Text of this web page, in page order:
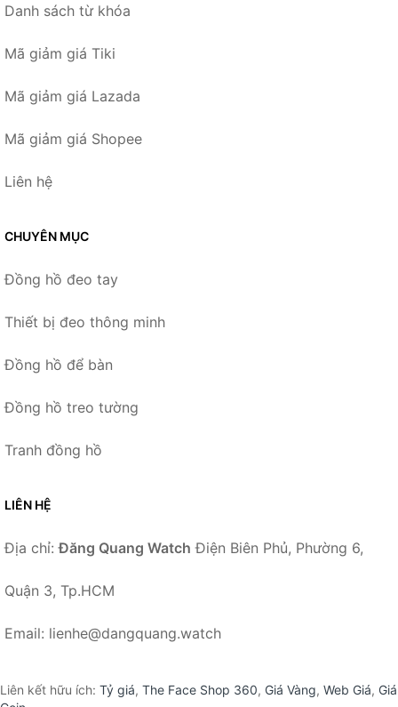
Danh sách từ khóa
Mã giảm giá Tiki
Mã giảm giá Lazada
Mã giảm giá Shopee
Liên hệ
CHUYÊN MỤC
Đồng hồ đeo tay
Thiết bị đeo thông minh
Đồng hồ để bàn
Đồng hồ treo tường
Tranh đồng hồ
LIÊN HỆ
Địa chỉ:Đăng Quang Watch Điện Biên Phủ, Phường 6,
Quận 3, Tp.HCM
Email: lienhe@dangquang.watch
Liên kết hữu ích: Tỷ giá, The Face Shop 360, Giá Vàng, Web Giá, Giá